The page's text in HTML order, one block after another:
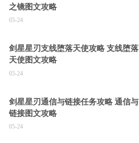
之镜图文攻略
05-24
剑星星刃支线堕落天使攻略 支线堕落
天使图文攻略
05-24
剑星星刃通信与链接任务攻略 通信与
链接图文攻略
05-24